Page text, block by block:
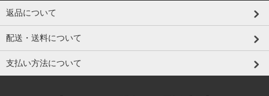
返品について
配送・送料について
支払い方法について